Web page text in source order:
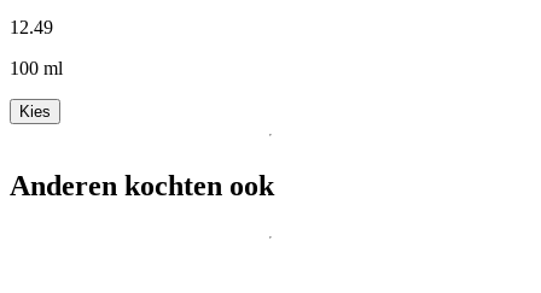
12.49
100 ml
Kies
Anderen kochten ook